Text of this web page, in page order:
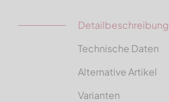
Detailbeschreibung
Technische Daten
Alternative Artikel
Varianten